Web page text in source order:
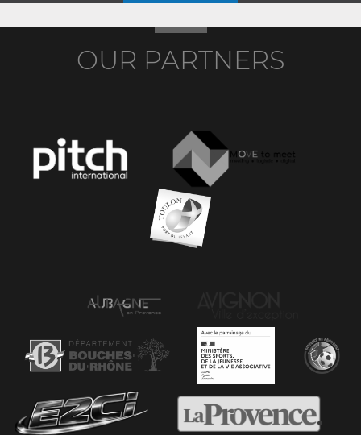
OUR PARTNERS